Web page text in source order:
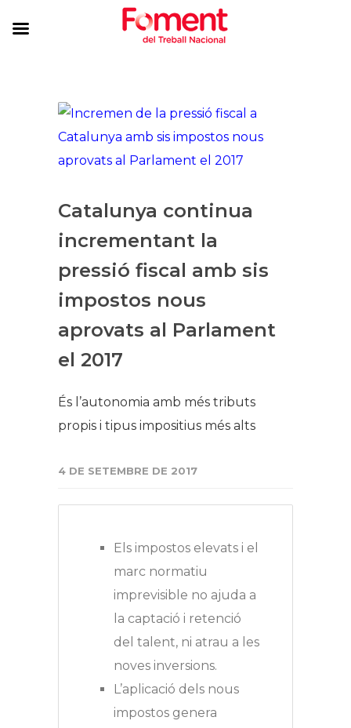
Catalunya continua
incrementant la
pressió fiscal amb sis
impostos nous
aprovats al Parlament
el 2017
És l’autonomia amb més tributs
propis i tipus impositius més alts
4 DE SETEMBRE DE 2017
Els impostos elevats i el
marc normatiu
imprevisible no ajuda a
la captació i retenció
del talent, ni atrau a les
noves inversions.
L’aplicació dels nous
impostos genera